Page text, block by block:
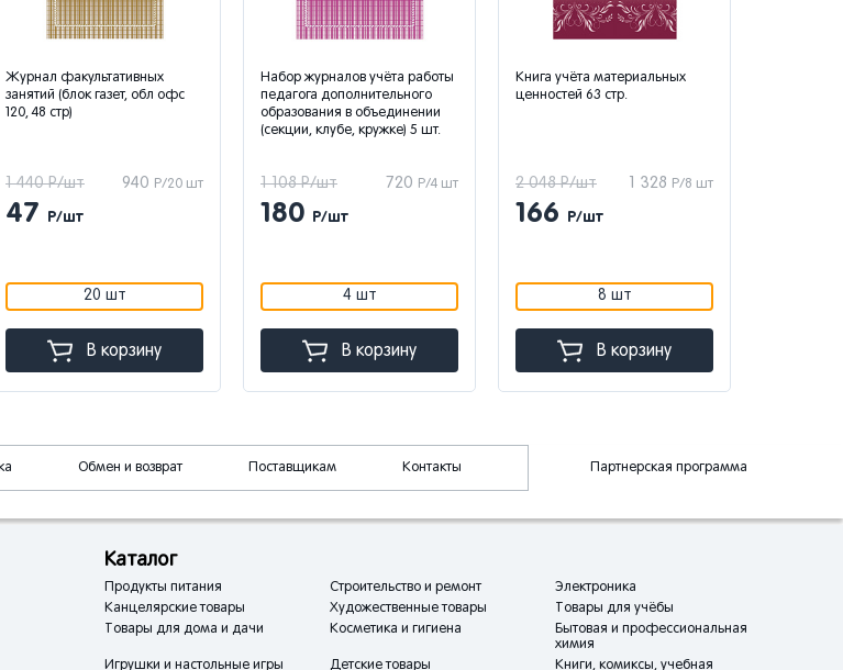
Журнал факультативных
занятий (блок газет, обл офс
120, 48 стр)
940 Р/20 шт
1 440 Р/шт
47 Р/шт
20 шт
В корзину
Набор журналов учёта работы
педагога дополнительного
образования в объединении
(секции, клубе, кружке) 5 шт.
720 Р/4 шт
1 108 Р/шт
180 Р/шт
4 шт
В корзину
Книга учёта материальных
ценностей 63 стр.
1 328 Р/8 шт
2 048 Р/шт
166 Р/шт
8 шт
В корзину
Обмен и возврат Поставщикам Контакты Партнерская программа
Каталог
Продукты питания Строительство и ремонт
Электроника
Канцелярские товары
Художественные товары
Товары для учёбы
Товары для дома и дачи
Косметика и гигиена
Бытовая и профессиональная
химия
Игрушки и настольные игры
Детские товары Книги, комиксы, учебная